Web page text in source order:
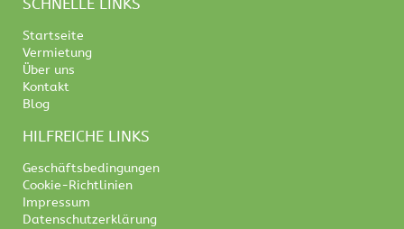
SCHNELLE LINKS
Startseite
Vermietung
Über uns
Kontakt
Blog
HILFREICHE LINKS
Geschäftsbedingungen
Cookie-Richtlinien
Impressum
Datenschutzerklärung